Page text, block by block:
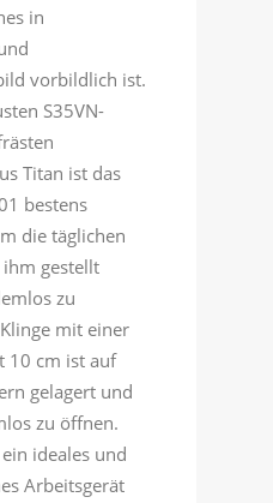
in
vorbildlich ist.
S35VN-
Titan ist das
bestens
die täglichen
gestellt
zu
mit einer
10 cm ist auf
gelagert und
zu öffnen.
ideales und
Arbeitsgerät